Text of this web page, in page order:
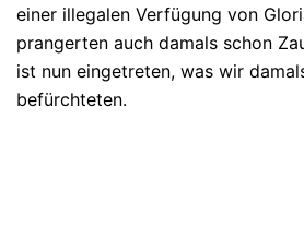
einer illegalen Verfügung von
prangerten auch damals schon
ist nun eingetreten, was wir
befürchteten.